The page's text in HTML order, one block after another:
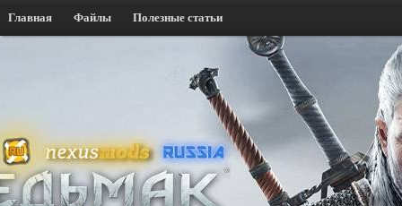
Главная Файлы Полезные статьи